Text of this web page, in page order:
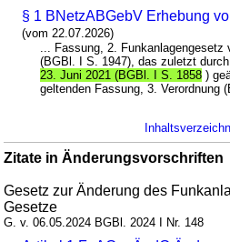
§ 1 BNetzABGebV Erhebung
(vom 22.07.2026)
... Fassung, 2.
(BGBl. I S. 1947), das zuletzt
23. Juni 2021 (BGBl. I S. 1858 )
geltenden Fassung, 3. Verordnung
Zitate in Änderungsvorschriften
Gesetz zur Änderung des
Gesetze
G. v. 06.05.2024 BGBl. 2024 I Nr. 148